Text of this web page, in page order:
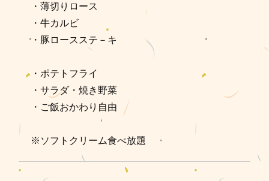
・薄切りロース
・牛カルビ
・豚ロースステ－キ
・ポテトフライ
・サラダ・焼き野菜
・ご飯おかわり自由
※ソフトクリーム食べ放題